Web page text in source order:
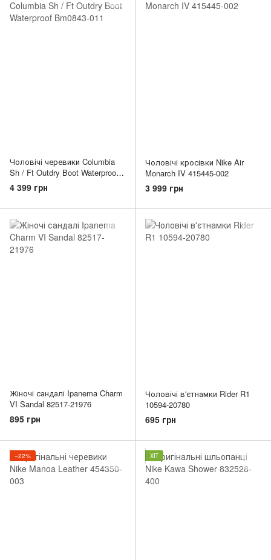
Чоловічі черевики Columbia
Sh / Ft Outdry Boot Waterproof
Bm0843-011
4 399 грн
Чоловічі кросівки Nike Air
Monarch IV 415445-002
3 999 грн
Жіночі сандалі Ipanema Charm
VI Sandal 82517-21976
895 грн
Чоловічі в'єтнамки Rider R1
10594-20780
695 грн
−22% ХІТ